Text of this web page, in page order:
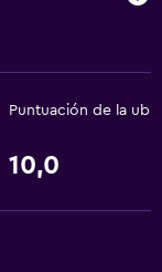
Puntuación de la
10,0